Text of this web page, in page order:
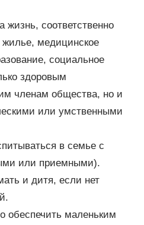
жизнь, соответственно
жилье, медицинское
социальное
здоровым
членам общества, но и
или умственными
в семье с
или приемными).
и дитя, если нет
обеспечить маленьким